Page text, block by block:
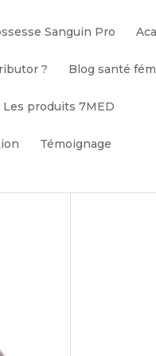
Sanguin Pro
? Blog santé
Les produits 7MED
Témoignage